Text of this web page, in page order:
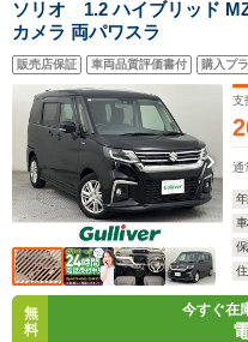
ソリオ 1.2 ハイブリッド
カメラ 両パワスラ
販売店保証 車両品質評価書付 購入プ
支
通
無
料
今すぐ在